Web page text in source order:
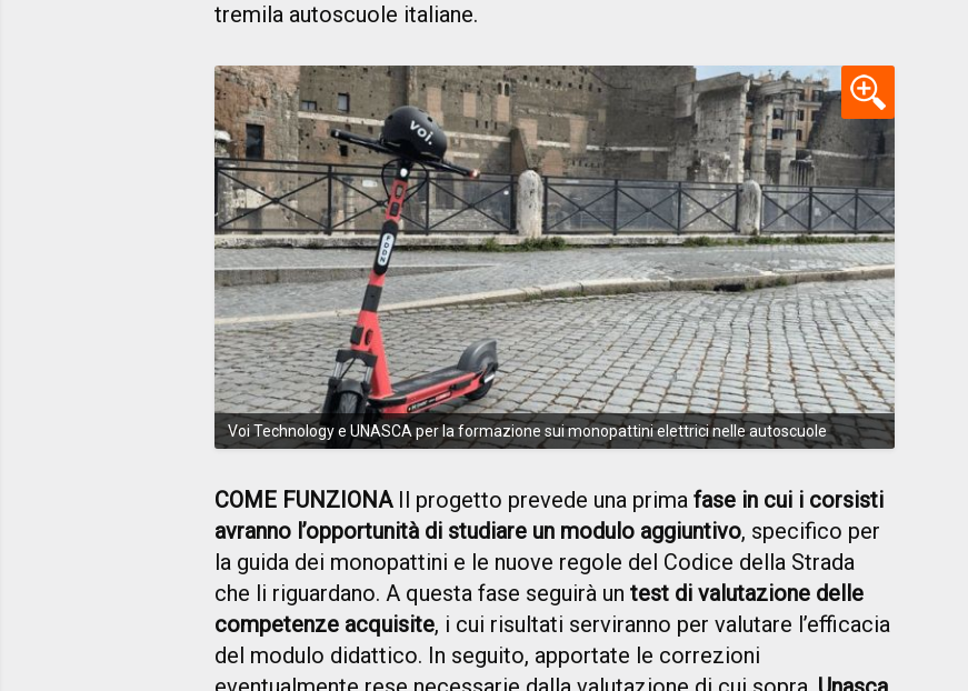
tremila autoscuole italiane.
Voi Technology e UNASCA per la formazione sui monopattini elettrici nelle autoscuole
COME FUNZIONAIl progetto prevede una prima fase in cui i corsisti
avranno l’opportunità di studiare un modulo aggiuntivo, specifico per
la guida dei monopattini e le nuove regole del Codice della Strada
che li riguardano. A questa fase seguirà un test di valutazione delle
competenze acquisite, i cui risultati serviranno per valutare l’efficacia
del modulo didattico. In seguito, apportate le correzioni